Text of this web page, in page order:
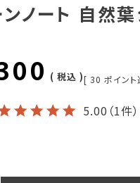
ンノート 自然
税込 [ 30 ポイン
5.00 （1件）